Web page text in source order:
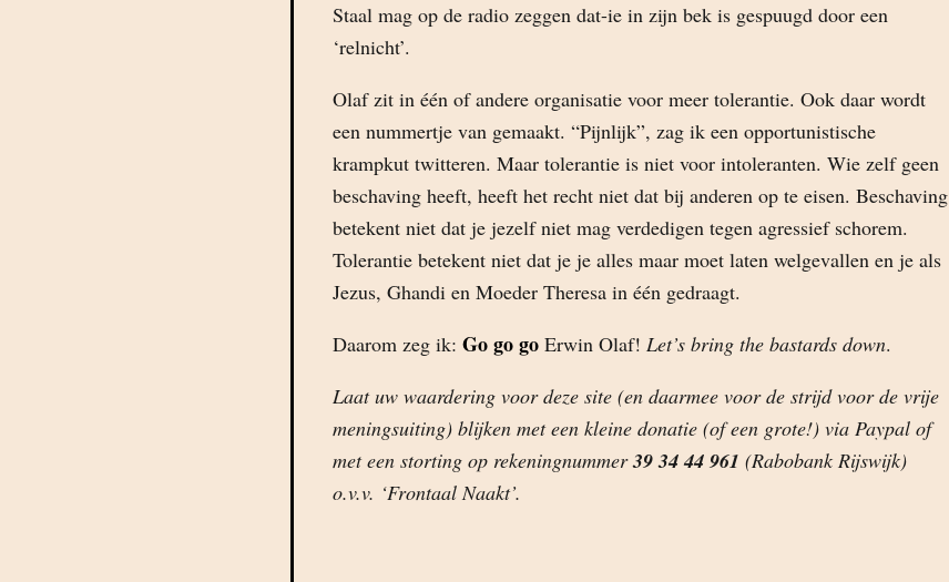
Staal mag op de radio zeggen dat-ie in zijn bek is gespuugd door een
‘relnicht’.
Olaf zit in één of andere organisatie voor meer tolerantie. Ook daar wordt
een nummertje van gemaakt. “Pijnlijk”, zag ik een opportunistische
krampkut twitteren. Maar tolerantie is niet voor intoleranten. Wie zelf geen
beschaving heeft, heeft het recht niet dat bij anderen op te eisen. Beschaving
betekent niet dat je jezelf niet mag verdedigen tegen agressief schorem.
Tolerantie betekent niet dat je je alles maar moet laten welgevallen en je als
Jezus, Ghandi en Moeder Theresa in één gedraagt.
Daarom zeg ik: Go go go Erwin Olaf! Let’s bring the bastards down.
Laat uw waardering voor deze site (en daarmee voor de strijd voor de vrije
meningsuiting) blijken met een kleine donatie (of een grote!) via Paypal of
met een storting op rekeningnummer39 34 44 961 (Rabobank Rijswijk)
o.v.v. ‘Frontaal Naakt’.